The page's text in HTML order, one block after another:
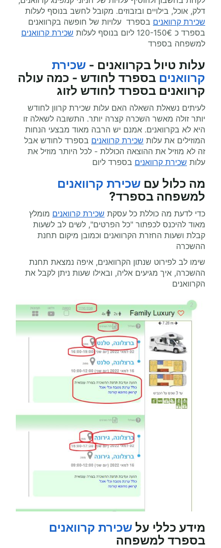
דלק, אוכל, בילויים ובזבוזים. מקובל לחשב בנוסף לעלות
שכירת קרוואנים בספרד עלויות של חופשה בקרוואנים
בספרד כ 120-150€ ליום בנוסף לעלות
שכירת קרוואנים
למשפחה בספרד
עלות טיול בקרוואנים - שכירת
קרוואנים בספרד לחודש - כמה עולה
קרוואנים בספרד לחודש לזוג
לעיתים נשאלת השאלה האם עלות שכירת קרוון לחודש
יותר זולה מאשר השכרה קצרה יותר. התשובה לשאלה זו
היא לא בקרוואנים. אמנם יש הרבה מאוד מבצעי הנחות
המוזילים את עלות שכירת קרוואנים בספרד לחודש אבל
זה לא מוזיל את ההוצאה הכוללת - לכל היותר מוזיל את
עלות שכירת קרוואנים בספרד ליום
מה כלול עם שכירת קרוואנים
למשפחה בספרד?
כדי לדעת מה כוללת כל עסקת שכירת קרוואנים מומלץ
מאוד להיכנס לכפתור "כל הפרטים", לשים לב לשעות
קבלת ושעות החזרת הקרוואנים וכמובן מיקום תחנת
ההשכרה
שימו לב לפירוט שנתון הקרוואנים, איפה נמצאת תחנת
ההשכרה, איך מגיעים אליה, ובאילו שעות ניתן לקבל את
הקרוואנים
מידע כללי על שכירת קרוואנים
בספרד למשפחה